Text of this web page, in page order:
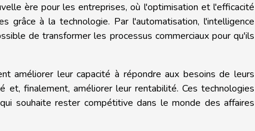
ère pour les entreprises, où l'optimisation et l'efficacité
grâce à la technologie. Par l'automatisation, l'intelligence
de transformer les processus commerciaux pour qu'ils
améliorer leur capacité à répondre aux besoins de leurs
et, finalement, améliorer leur rentabilité. Ces technologies
souhaite rester compétitive dans le monde des affaires